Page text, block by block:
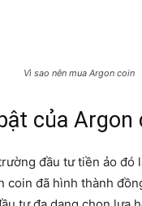
Vì sao nên mua Argon coin
của Argon
đầu tư tiền ảo đó
coin đã hình thành